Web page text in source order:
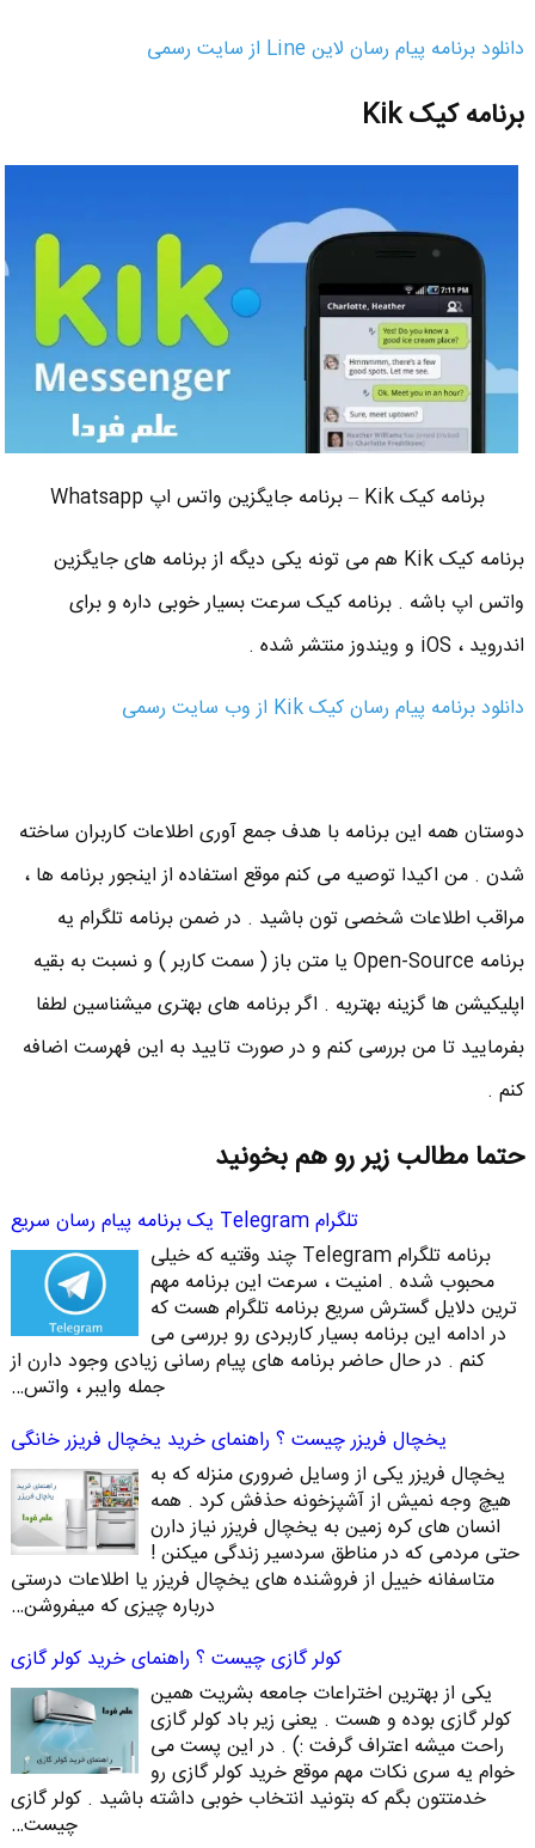
دانلود برنامه پیام رسان لاین Line از سایت رسمی
برنامه کیک Kik
برنامه کیک Kik – برنامه جایگزین واتس اپ Whatsapp
برنامه کیک Kik هم می تونه یکی دیگه از برنامه های جایگزین
واتس اپ باشه . برنامه کیک سرعت بسیار خوبی داره و برای
اندروید ، iOS و ویندوز منتشر شده .
دانلود برنامه پیام رسان کیک Kik از وب سایت رسمی
دوستان همه این برنامه با هدف جمع آوری اطلاعات کاربران ساخته
شدن . من اکیدا توصیه می کنم موقع استفاده از اینجور برنامه ها ،
مراقب اطلاعات شخصی تون باشید . در ضمن برنامه تلگرام یه
برنامه Open-Source یا متن باز ( سمت کاربر ) و نسبت به بقیه
اپلیکیشن ها گزینه بهتریه . اگر برنامه های بهتری میشناسین لطفا
بفرمایید تا من بررسی کنم و در صورت تایید به این فهرست اضافه
کنم .
حتما مطالب زیر رو هم بخونید
تلگرام Telegram یک برنامه پیام رسان سریع
برنامه تلگرام Telegram چند وقتیه که خیلی
محبوب شده . امنیت ، سرعت این برنامه مهم
ترین دلایل گسترش سریع برنامه تلگرام هست که
در ادامه این برنامه بسیار کاربردی رو بررسی می
کنم . در حال حاضر برنامه های پیام رسانی زیادی وجود دارن از
جمله وایبر ، واتس…
یخچال فریزر چیست ؟ راهنمای خرید یخچال فریزر خانگی
یخچال فریزر یکی از وسایل ضروری منزله که به
هیچ وجه نمیش از آشپزخونه حذفش کرد . همه
انسان های کره زمین به یخچال فریزر نیاز دارن
حتی مردمی که در مناطق سردسیر زندگی میکنن !
متاسفانه خییل از فروشنده های یخچال فریزر یا اطلاعات درستی
درباره چیزی که میفروشن…
کولر گازی چیست ؟ راهنمای خرید کولر گازی
یکی از بهترین اختراعات جامعه بشریت همین
کولر گازی بوده و هست . یعنی زیر باد کولر گازی
راحت میشه اعتراف گرفت :) . در این پست می
خوام یه سری نکات مهم موقع خرید کولر گازی رو
خدمتتون بگم که بتونید انتخاب خوبی داشته باشید . کولر گازی
چیست…